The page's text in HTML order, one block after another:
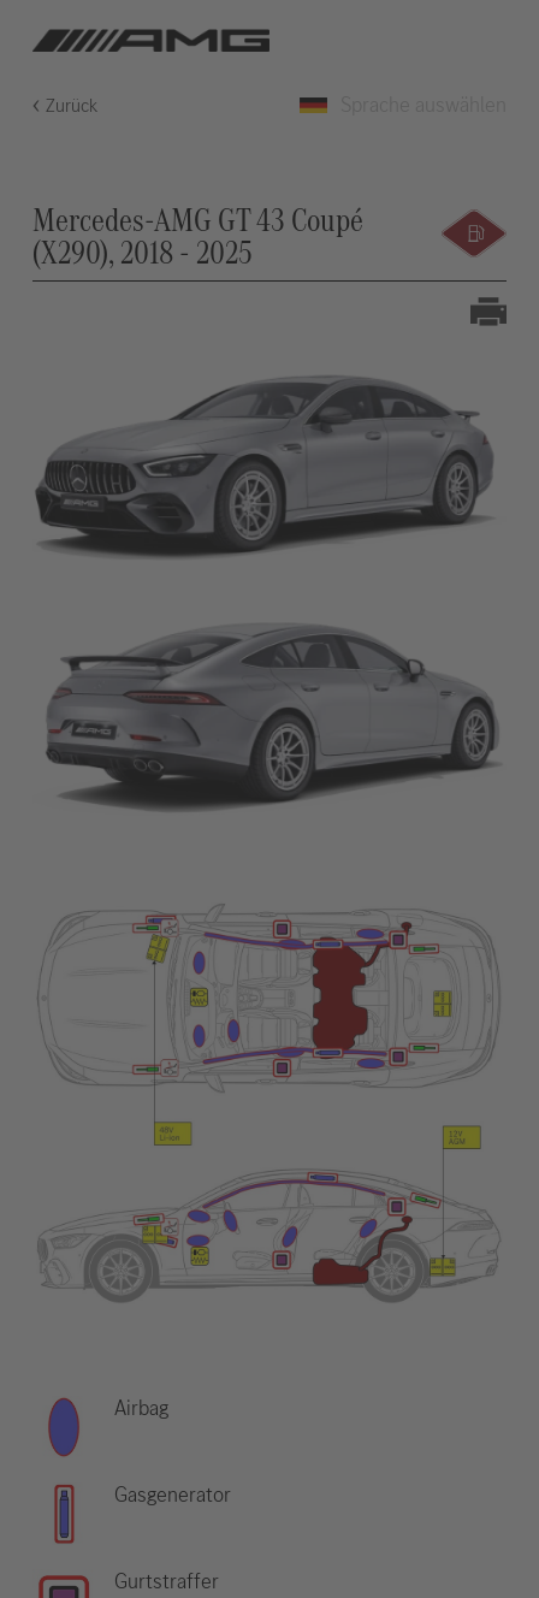
Zurück
Mercedes-AMG GT 43 Coupé
(X290), 2018 - 2025
Airbag
Gasgenerator
Gurtstraffer